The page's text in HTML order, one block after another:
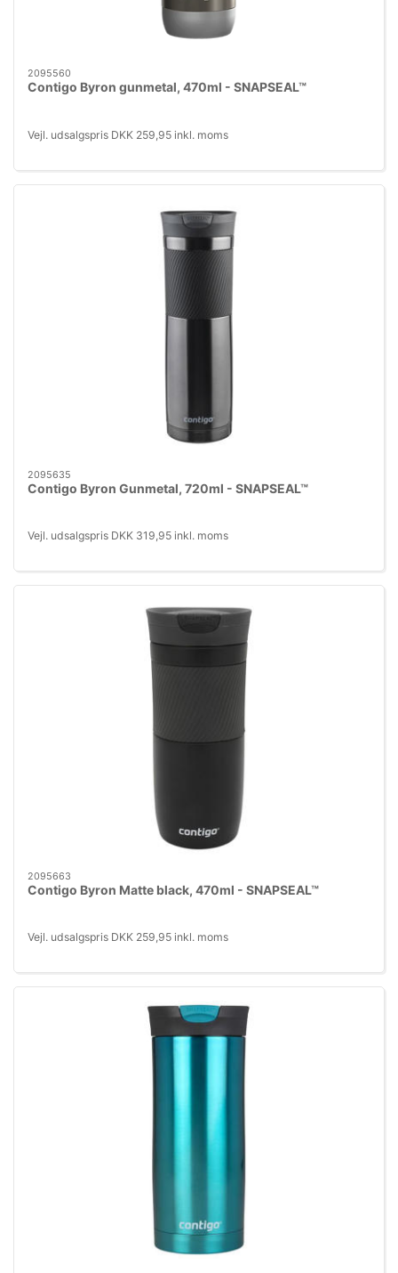
2095560
Contigo Byron gunmetal, 470ml - SNAPSEAL™
Vejl. udsalgspris DKK 259,95 inkl. moms
2095635
Contigo Byron Gunmetal, 720ml - SNAPSEAL™
Vejl. udsalgspris DKK 319,95 inkl. moms
2095663
Contigo Byron Matte black, 470ml - SNAPSEAL™
Vejl. udsalgspris DKK 259,95 inkl. moms